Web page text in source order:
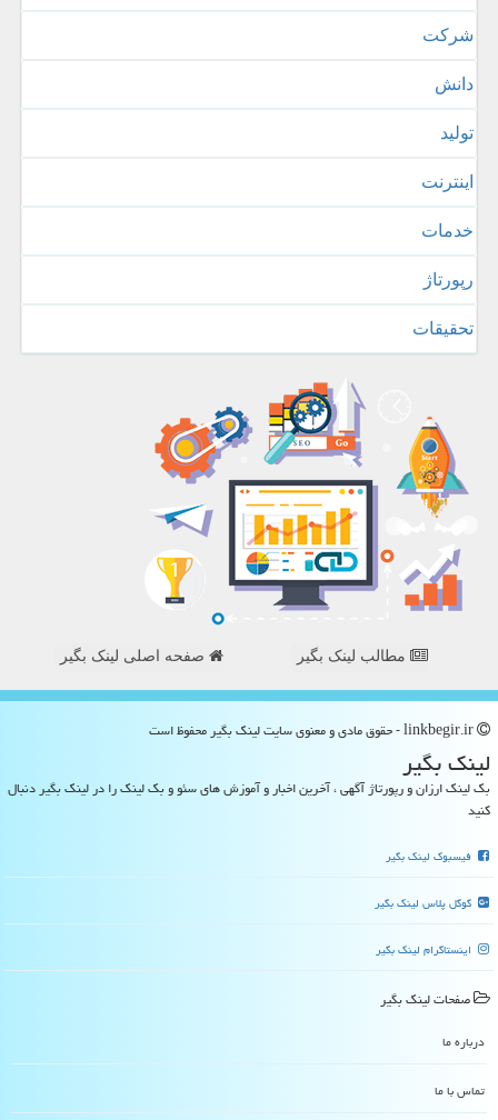
شركت
دانش
تولید
اینترنت
خدمات
رپورتاژ
تحقیقات
مطالب لینک بگیر صفحه اصلی لینک بگیر
لینك بگیر
بک لینک ارزان و رپورتاژ آگهی ، آخرین اخبار و آموزش های سئو و بک لینک را در لینک بگیر دنبال
کنید
فیسبوک لینک بگیر
گوگل پلاس لینک بگیر
اینستاگرام لینک بگیر
صفحات لینك بگیر
درباره ما
تماس با ما